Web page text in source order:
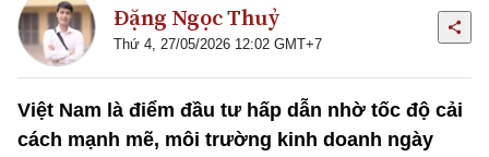
Đặng Ngọc Thuỷ
Thứ 4, 27/05/2026 12:02 GMT+7
Việt Nam là điểm đầu tư hấp dẫn nhờ tốc độ cải
cách mạnh mẽ, môi trường kinh doanh ngày